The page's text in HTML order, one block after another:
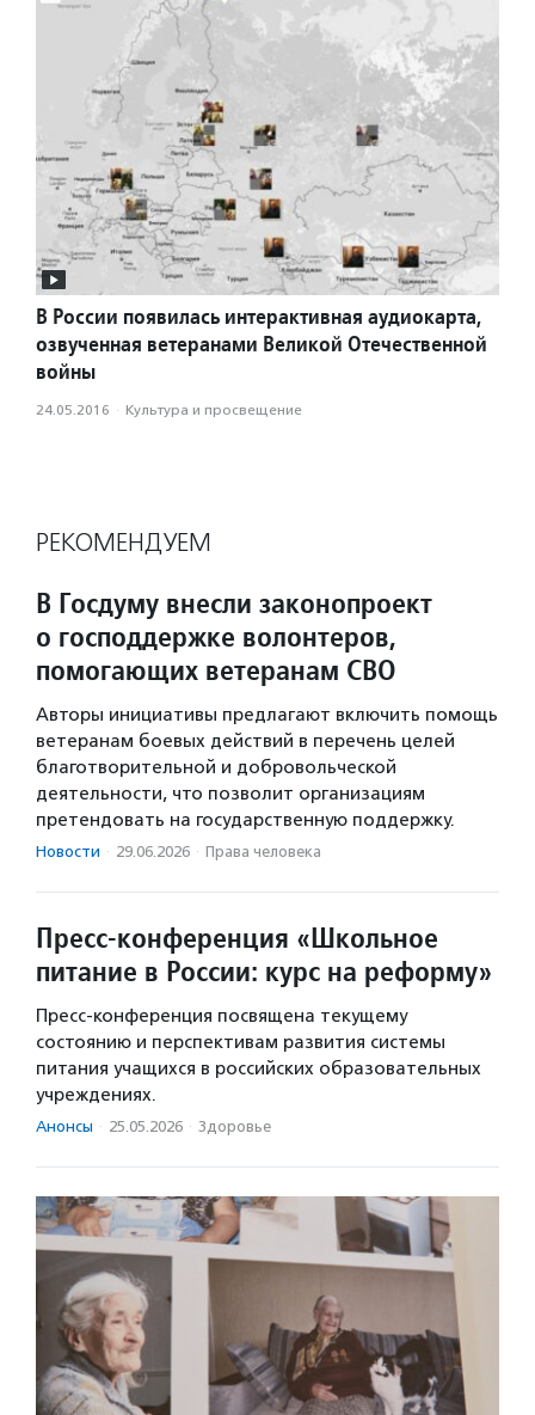
В России появилась интерактивная аудиокарта,
озвученная ветеранами Великой Отечественной
войны
24.05.2016 · Культура и просвещение
РЕКОМЕНДУЕМ
В Госдуму внесли законопроект
о господдержке волонтеров,
помогающих ветеранам СВО
Авторы инициативы предлагают включить помощь
ветеранам боевых действий в перечень целей
благотворительной и добровольческой
деятельности, что позволит организациям
претендовать на государственную поддержку.
Новости · 29.06.2026 · Права человека
Пресс-конференция «Школьное
питание в России: курс на реформу»
Пресс-конференция посвящена текущему
состоянию и перспективам развития системы
питания учащихся в российских образовательных
учреждениях.
Анонсы · 25.05.2026 · Здоровье